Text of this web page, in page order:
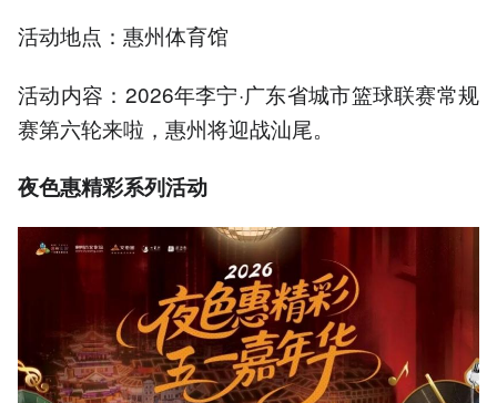
活动地点：惠州体育馆
活动内容：2026年李宁·广东省城市篮球联赛常规
赛第六轮来啦，惠州将迎战汕尾。
夜色惠精彩系列活动